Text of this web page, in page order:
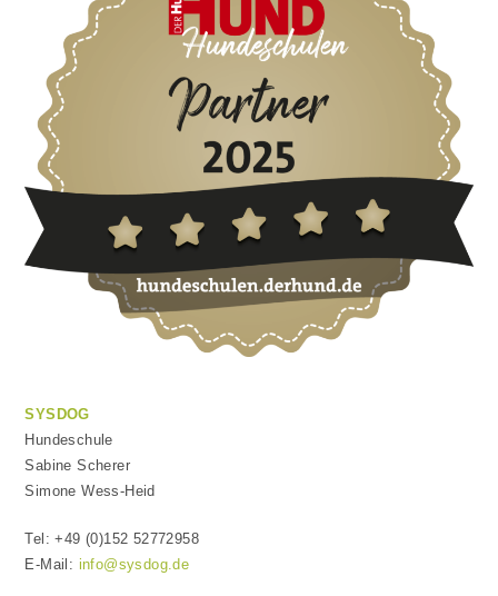
SYSDOG
Hundeschule
Sabine Scherer
Simone Wess-Heid
Tel: +49 (0)152 52772958
E-Mail: info@sysdog.de